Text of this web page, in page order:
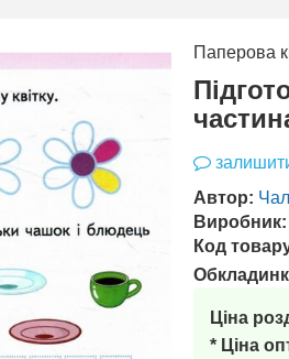
Паперова
Автор:
Виробник:
Код
Ціна
* Ціна